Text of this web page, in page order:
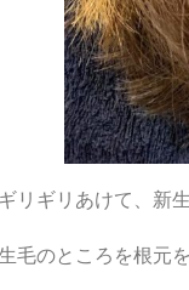
リギリあけて、新
毛のところを根元